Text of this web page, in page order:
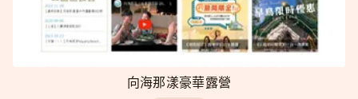
向海那漾豪華露營